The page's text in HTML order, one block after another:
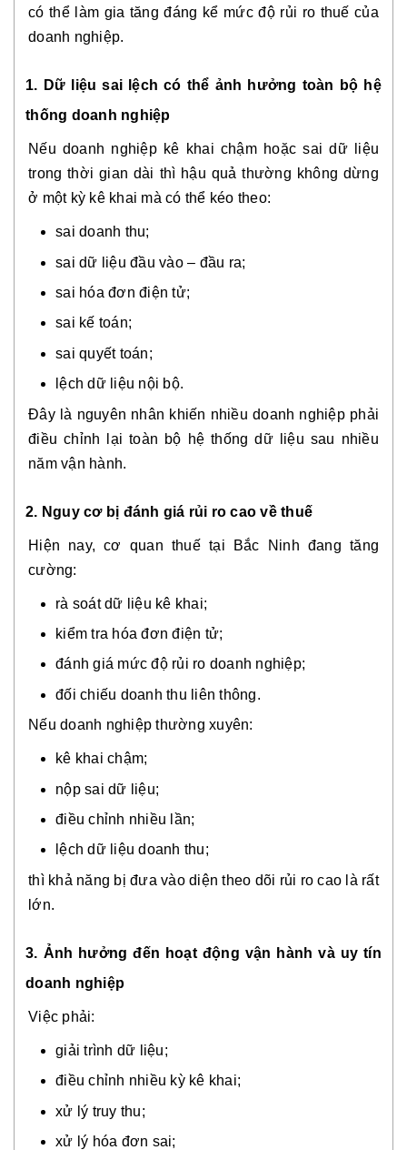
có thể làm gia tăng đáng kể mức độ rủi ro thuế của
doanh nghiệp.
1. Dữ liệu sai lệch có thể ảnh hưởng toàn bộ hệ
thống doanh nghiệp
Nếu doanh nghiệp kê khai chậm hoặc sai dữ liệu
trong thời gian dài thì hậu quả thường không dừng
ở một kỳ kê khai mà có thể kéo theo:
sai doanh thu;
sai dữ liệu đầu vào – đầu ra;
sai hóa đơn điện tử;
sai kế toán;
sai quyết toán;
lệch dữ liệu nội bộ.
Đây là nguyên nhân khiến nhiều doanh nghiệp phải
điều chỉnh lại toàn bộ hệ thống dữ liệu sau nhiều
năm vận hành.
2. Nguy cơ bị đánh giá rủi ro cao về thuế
Hiện nay, cơ quan thuế tại Bắc Ninh đang tăng
cường:
rà soát dữ liệu kê khai;
kiểm tra hóa đơn điện tử;
đánh giá mức độ rủi ro doanh nghiệp;
đối chiếu doanh thu liên thông.
Nếu doanh nghiệp thường xuyên:
kê khai chậm;
nộp sai dữ liệu;
điều chỉnh nhiều lần;
lệch dữ liệu doanh thu;
thì khả năng bị đưa vào diện theo dõi rủi ro cao là rất
lớn.
3. Ảnh hưởng đến hoạt động vận hành và uy tín
doanh nghiệp
Việc phải:
giải trình dữ liệu;
điều chỉnh nhiều kỳ kê khai;
xử lý truy thu;
xử lý hóa đơn sai;